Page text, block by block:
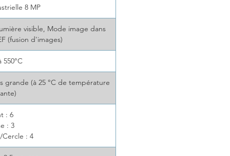
8 MP
visible, Mode image dans
(fusion d'images)
550°C
grande (à 25 °C de température
: 6
: 3
Cercle : 4